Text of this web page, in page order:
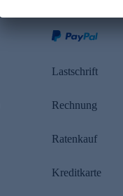
Lastschrift
Rechnung
Ratenkauf
Kreditkarte